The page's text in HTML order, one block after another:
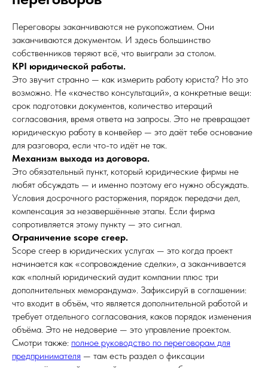
Переговоры заканчиваются не рукопожатием. Они
заканчиваются документом. И здесь большинство
собственников теряют всё, что выиграли за столом.
KPI юридической работы.
Это звучит странно — как измерить работу юриста? Но это
возможно. Не «качество консультаций», а конкретные вещи:
срок подготовки документов, количество итераций
согласования, время ответа на запросы. Это не превращает
юридическую работу в конвейер — это даёт тебе основание
для разговора, если что-то идёт не так.
Механизм выхода из договора.
Это обязательный пункт, который юридические фирмы не
любят обсуждать — и именно поэтому его нужно обсуждать.
Условия досрочного расторжения, порядок передачи дел,
компенсация за незавершённые этапы. Если фирма
сопротивляется этому пункту — это сигнал.
Ограничение scope creep.
Scope creep в юридических услугах — это когда проект
начинается как «сопровождение сделки», а заканчивается
как «полный юридический аудит компании плюс три
дополнительных меморандума». Зафиксируй в соглашении:
что входит в объём, что является дополнительной работой и
требует отдельного согласования, каков порядок изменения
объёма. Это не недоверие — это управление проектом.
Смотри также: полное руководство по переговорам для
предпринимателя — там есть раздел о фиксации